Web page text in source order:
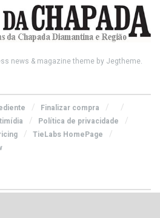
news & magazine theme by Jegtheme.
Finalizar compra
Política de privacidade
TieLabs HomePage